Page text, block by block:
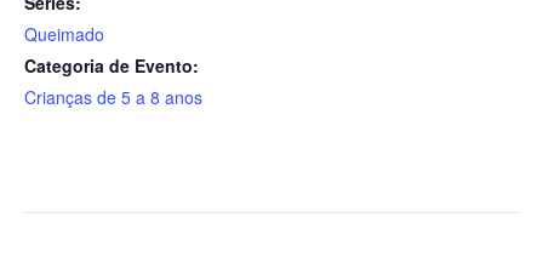
Queimado
Categoria de Evento:
Crianças de 5 a 8 anos